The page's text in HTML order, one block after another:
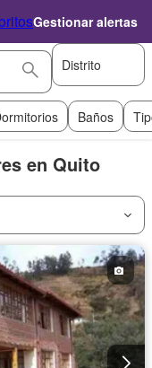
Gestionar alertas
Distrito
Baños
en Quito